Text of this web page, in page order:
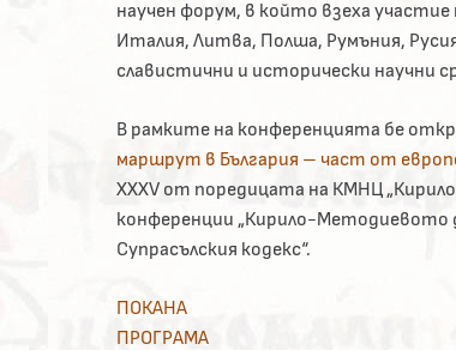
научен форум, в който взеха
Италия, Литва, Полша, Румъния,
славистични и исторически научни
В рамките на конференцията бе
маршрут в България – част от
XXXV от поредицата на КМНЦ
конференции „Кирило-Методиевото
Супра­сълския кодекс“.
ПОКАНА
ПРОГРАМА